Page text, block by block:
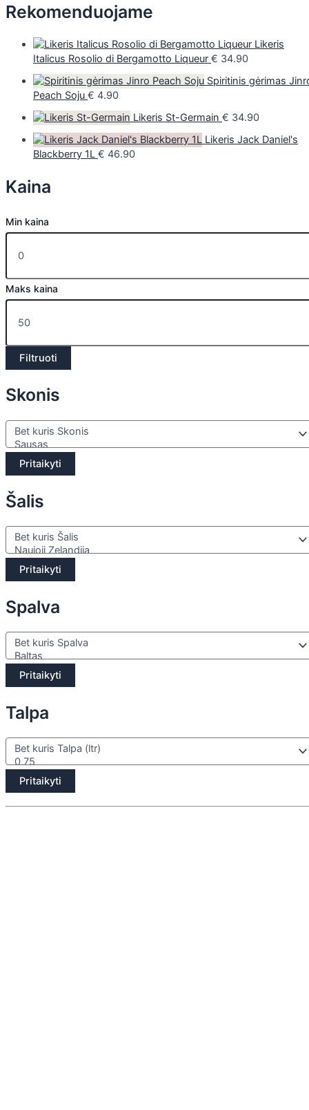
Rekomenduojame
Likeris
Italicus Rosolio di Bergamotto Liqueur € 34.90
Spiritinis gėrimas
Peach Soju € 4.90
Likeris St-Germain € 34.90
Likeris Jack Daniel's
Blackberry 1L € 46.90
Kaina
Min kaina
Maks kaina
Filtruoti
Skonis
Pritaikyti
Šalis
Pritaikyti
Spalva
Pritaikyti
Talpa
Pritaikyti